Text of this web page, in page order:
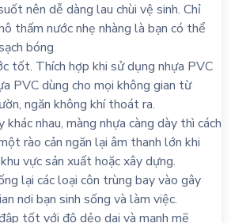
nên dễ dàng lau chùi vệ sinh. Chỉ
thấm nước nhẹ nhàng là bạn có thể
bóng
tốt. Thích hợp khi sử dụng nhựa PVC
PVC dùng cho mọi không gian từ
ngăn không khí thoát ra.
nhau, màng nhựa càng dày thì cách
rào cản ngăn lại âm thanh lớn khi
vực sản xuất hoặc xây dựng.
lại các loại côn trùng bay vào gây
nơi bạn sinh sống và làm việc.
tốt với độ dẻo dai và mạnh mẽ